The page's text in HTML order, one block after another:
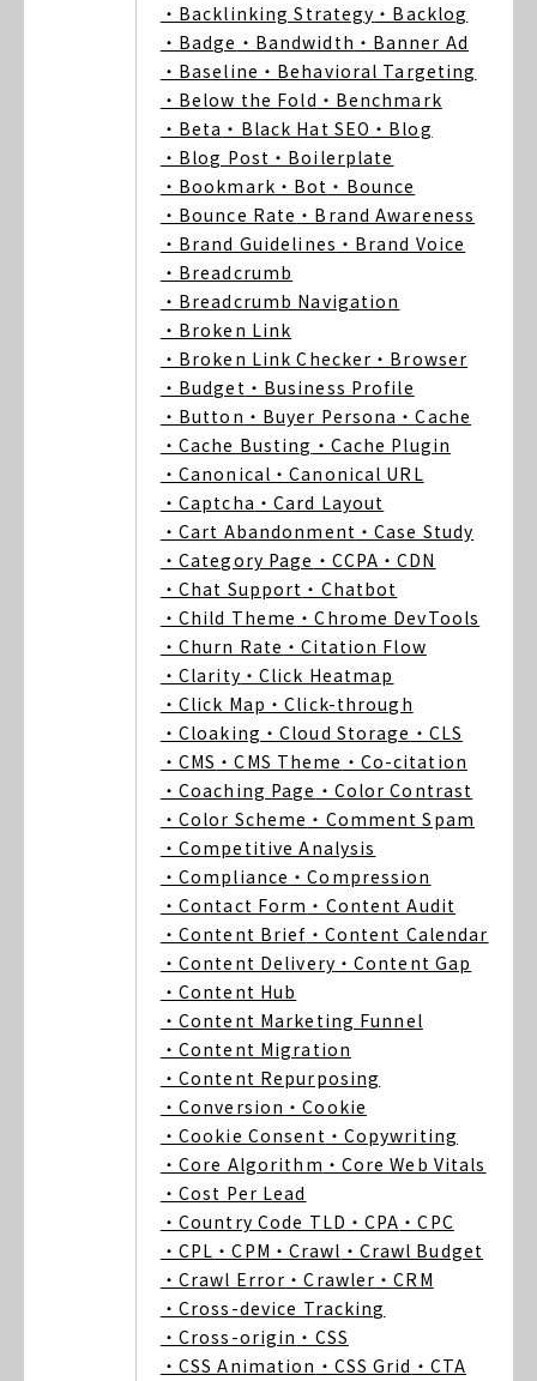
・Backlinking Strategy ・Backlog
・Badge ・Bandwidth ・Banner Ad
・Baseline ・Behavioral Targeting
・Below the Fold ・Benchmark
・Beta ・Black Hat SEO ・Blog
・Blog Post ・Boilerplate
・Bookmark ・Bot ・Bounce
・Bounce Rate ・Brand Awareness
・Brand Guidelines ・Brand Voice
・Breadcrumb
・Breadcrumb Navigation
・Broken Link
・Broken Link Checker ・Browser
・Budget ・Business Profile
・Button ・Buyer Persona ・Cache
・Cache Busting ・Cache Plugin
・Canonical ・Canonical URL
・Captcha ・Card Layout
・Cart Abandonment ・Case Study
・Category Page ・CCPA ・CDN
・Chat Support ・Chatbot
・Child Theme ・Chrome DevTools
・Churn Rate ・Citation Flow
・Clarity ・Click Heatmap
・Click Map ・Click-through
・Cloaking ・Cloud Storage ・CLS
・CMS ・CMS Theme ・Co-citation
・Coaching Page ・Color Contrast
・Color Scheme ・Comment Spam
・Competitive Analysis
・Compliance ・Compression
・Contact Form ・Content Audit
・Content Brief ・Content Calendar
・Content Delivery ・Content Gap
・Content Hub
・Content Marketing Funnel
・Content Migration
・Content Repurposing
・Conversion ・Cookie
・Cookie Consent ・Copywriting
・Core Algorithm ・Core Web Vitals
・Cost Per Lead
・Country Code TLD ・CPA ・CPC
・CPL ・CPM ・Crawl ・Crawl Budget
・Crawl Error ・Crawler ・CRM
・Cross-device Tracking
・Cross-origin ・CSS
・CSS Animation ・CSS Grid ・CTA